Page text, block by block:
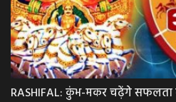
RASHIFAL: कुंभ-मकर चढ़ेंगे सफलता